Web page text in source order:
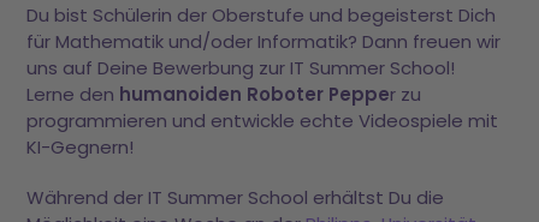
Du bist Schülerin der Oberstufe und begeisterst Dich
für Mathematik und/oder Informatik? Dann freuen wir
uns auf Deine Bewerbung zur IT Summer School!
Lerne den humanoiden Roboter Pepper zu
programmieren und entwickle echte Videospiele mit
KI-Gegnern!
Während der IT Summer School erhältst Du die